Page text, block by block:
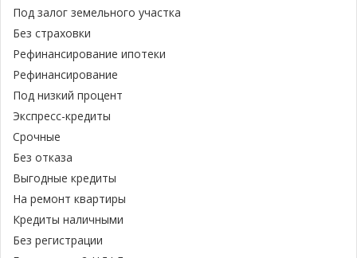
Под залог земельного участка
Без страховки
Рефинансирование ипотеки
Рефинансирование
Под низкий процент
Экспресс-кредиты
Срочные
Без отказа
Выгодные кредиты
На ремонт квартиры
Кредиты наличными
Без регистрации